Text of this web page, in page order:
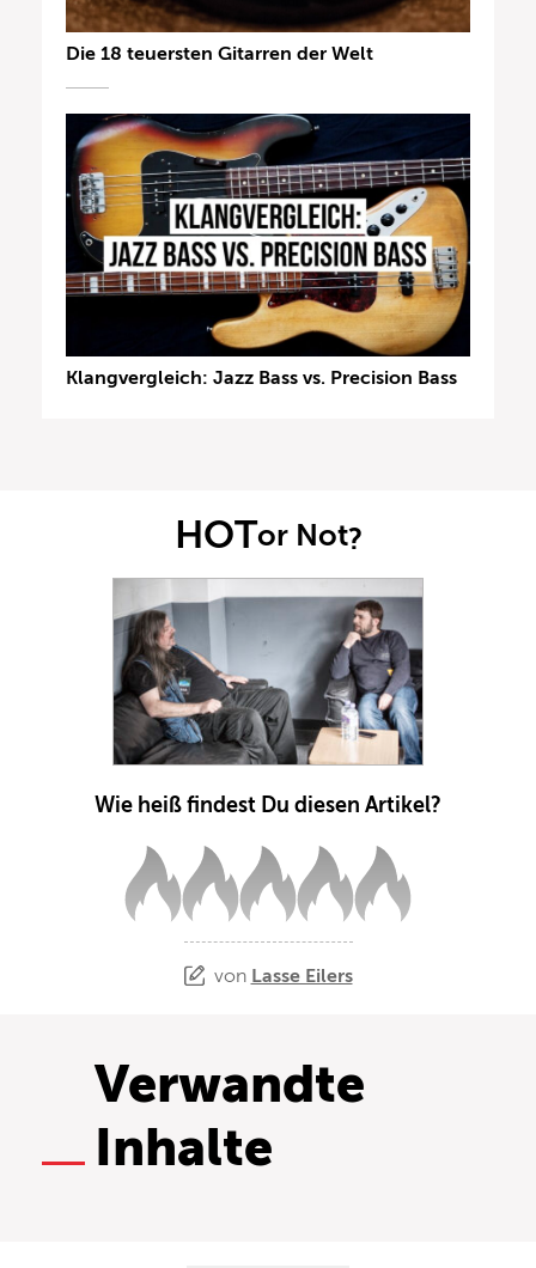
Die 18 teuersten Gitarren der Welt
Klangvergleich: Jazz Bass vs. Precision Bass
HOTor Not?
Wie heiß findest Du diesen Artikel?
von Lasse Eilers
Verwandte
Inhalte